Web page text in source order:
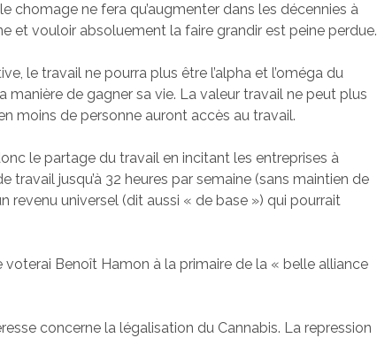
chomage ne fera qu’augmenter dans les décennies à
et vouloir absoluement la faire grandir est peine perdue.
le travail ne pourra plus être l’alpha et l’oméga du
de gagner sa vie. La valeur travail ne peut plus
moins de personne auront accès au travail.
le partage du travail en incitant les entreprises à
travail jusqu’à 32 heures par semaine (sans maintien de
revenu universel (dit aussi « de base ») qui pourrait
voterai Benoît Hamon à la primaire de la « belle alliance
concerne la légalisation du Cannabis. La repression